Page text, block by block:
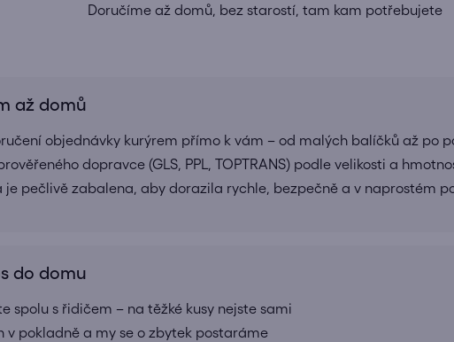
Doručíme až domů, bez starostí, tam kam potřebujete
až domů
objednávky kurýrem přímo k vám – od malých balíčků až po
dopravce (GLS, PPL, TOPTRANS) podle velikosti a
je pečlivě zabalena, aby dorazila rychle, bezpečně a v naprostém
do domu
spolu s řidičem – na těžké kusy nejste sami
v pokladně a my se o zbytek postaráme